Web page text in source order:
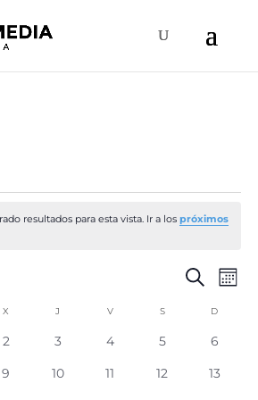
resultados para esta vista. Ir a los próximos
vistas
Buscar
de
Mes
X MIÉRCOLESJ VVIERNES SSÁBADO D
0
2
0
3
0
4
0
5
0
6
0
9
0
10
0
11
0
12
0
13